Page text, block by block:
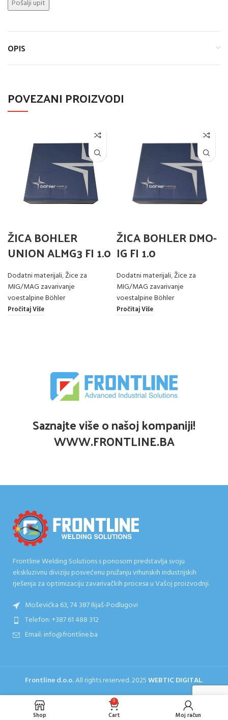
OPIS
POVEZANI PROIZVODI
ŽICA BOHLER
UNION ALMG3 FI 1.0
Dodatni materijali,Žice za
MIG/MAG zavarivanje
voestalpine Böhler
Pročitaj Više
ŽICA BOHLER DMO-
IG FI 1.0
Dodatni materijali,Žice za
MIG/MAG zavarivanje
voestalpine Böhler
Pročitaj Više
Saznajte više o našoj kompaniji!
WWW.FRONTLINE.BA
Frontline Welding Solutions s ponosom predstavlja svoju
ekskluzivnu diviziju posvećenu pružanju vrhunskih industrijskih
rješenja za optimizaciju zavarivačkih procesa u Vašoj proizvodnji.
Moševićka 63, 74 387 Ilijaš-Podlugovi
Telefon: +387 61 488 312
Email: info@frontline.ba
Frontline d.o.o.All rights reserved.2025WEBTIC DIGITAL.
Shop
0
Cart Moj račun